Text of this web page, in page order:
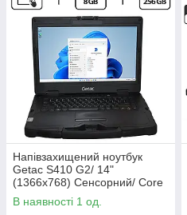
Напівзахищений ноутбук
Getac S410 G2/ 14"
(1366x768) Сенсорний/ Core
i5-8250U/ 8 GB RAM/ 256 GB
SSD/ UHD 620
В наявності 1 од.